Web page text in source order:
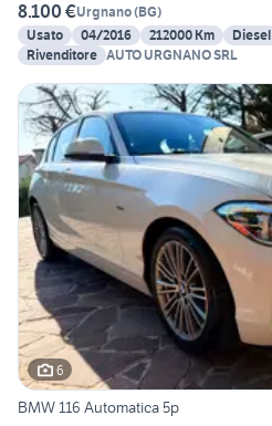
8.100 €Urgnano(BG)
Usato
04/2016 212000 Km Diesel
Rivenditore AUTO URGNANO SRL
6
BMW 116 Automatica 5p